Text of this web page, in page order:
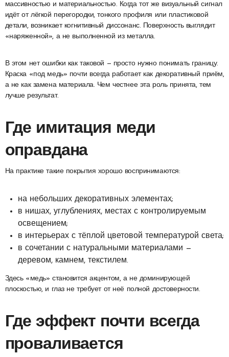
массивностью и материальностью. Когда тот же визуальный сигнал
идёт от лёгкой перегородки, тонкого профиля или пластиковой
детали, возникает когнитивный диссонанс. Поверхность выглядит
«наряженной», а не выполненной из металла.
В этом нет ошибки как таковой — просто нужно понимать границу.
Краска «под медь» почти всегда работает как декоративный приём,
а не как замена материала. Чем честнее эта роль принята, тем
лучше результат.
Где имитация меди
оправдана
На практике такие покрытия хорошо воспринимаются:
на небольших декоративных элементах;
в нишах, углублениях, местах с контролируемым
освещением;
в интерьерах с тёплой цветовой температурой света;
в сочетании с натуральными материалами —
деревом, камнем, текстилем.
Здесь «медь» становится акцентом, а не доминирующей
плоскостью, и глаз не требует от неё полной достоверности.
Где эффект почти всегда
проваливается